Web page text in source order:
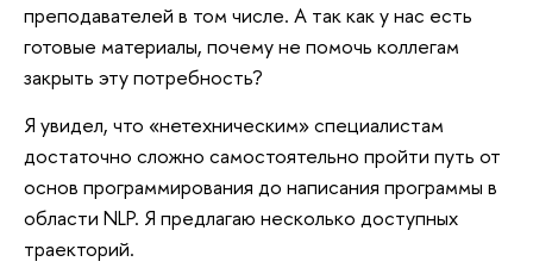
преподавателей в том числе. А так как у нас есть
готовые материалы, почему не помочь коллегам
закрыть эту потребность?
Я увидел, что «нетехническим» специалистам
достаточно сложно самостоятельно пройти путь от
основ программирования до написания программы в
области NLP. Я предлагаю несколько доступных
траекторий.